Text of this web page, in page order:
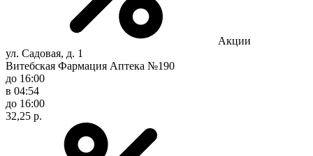
Акции
ул. Садовая, д. 1
Витебская Фармация Аптека №190
до 16:00
в 04:54
до 16:00
32,25 р.